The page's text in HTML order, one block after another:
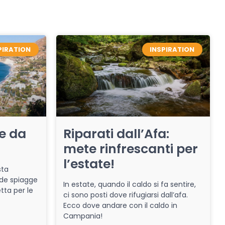
da
spiagge
per le
INSPIRATION
Riparati dall’Afa:
mete rinfrescanti per
l’estate!
In estate, quando il caldo si fa sentire,
ci sono posti dove rifugiarsi dall’afa.
Ecco dove andare con il caldo in
Campania!